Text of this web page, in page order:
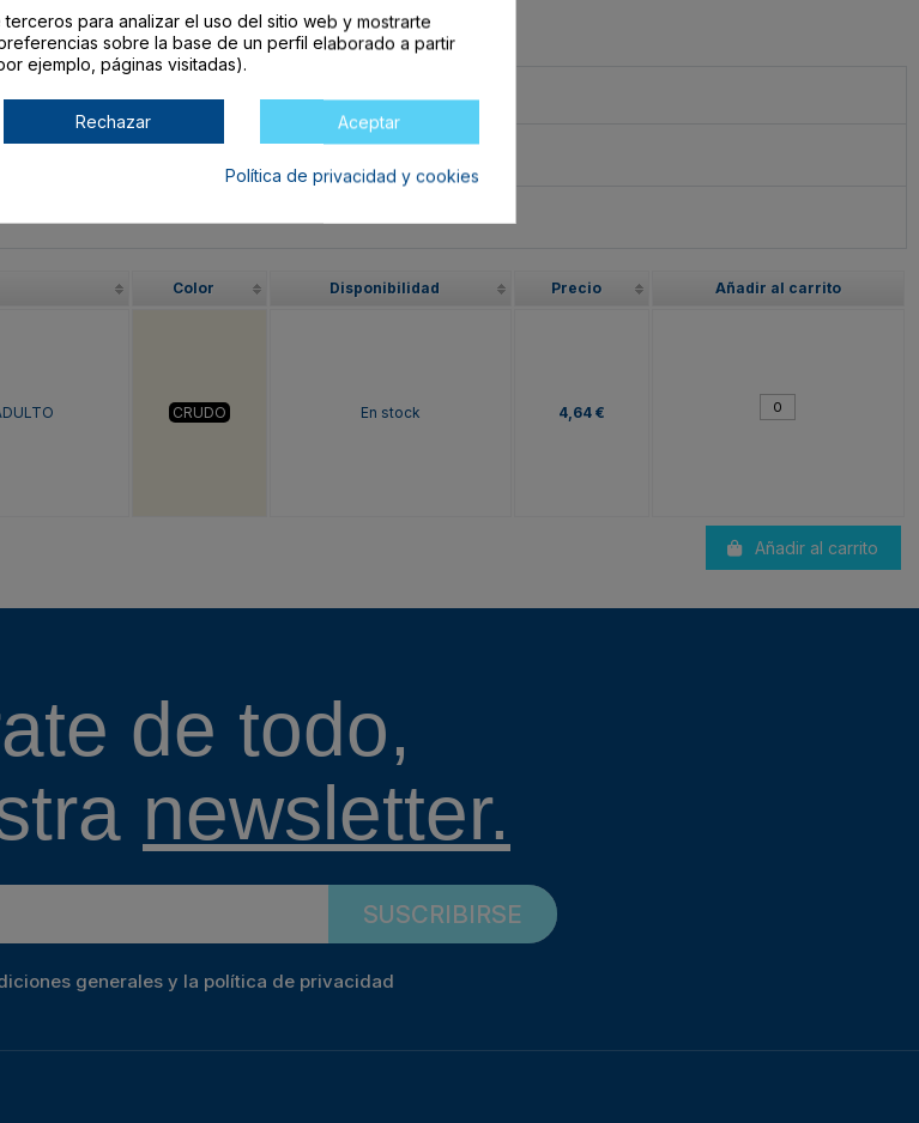
al final de la tabla.
Color Disponibilidad Precio Añadir al carrito
CRUDO En stock 4,64 €
Añadir al carrito
de todo,
newsletter.
SUSCRIBIRSE
generales y la política de privacidad
para analizar el uso del sitio web y mostrarte
sobre la base de un perfil elaborado a partir
ejemplo, páginas visitadas).
Rechazar Aceptar
Política de privacidad y cookies